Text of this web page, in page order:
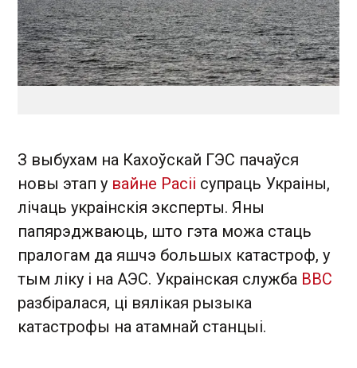
З выбухам на Кахоўскай ГЭС пачаўся
новы этап у вайне Расіі супраць Украіны,
лічаць украінскія эксперты. Яны
папярэджваюць, што гэта можа стаць
пралогам да яшчэ большых катастроф, у
тым ліку і на АЭС. Украінская служба ВВС
разбіралася, ці вялікая рызыка
катастрофы на атамнай станцыі.